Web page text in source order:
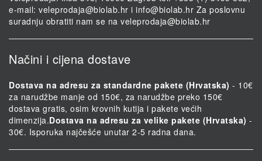
e-mail: veleprodaja@biolab.hr i info@biolab.hr Za poslovnu
suradnju obratiti nam se na veleprodaja@biolab.hr
Načini i cijena dostave
Dostava na adresu za standardne pakete (Hrvatska) - 10€
za narudžbe manje od 150€, za narudžbe preko 150€
dostava gratis, osim krovnih kutija i pakete većih
dimenzija.Dostava na adresu za velike pakete (Hrvatska) -
30€. Isporuka najčešće unutar 2-5 radna dana.